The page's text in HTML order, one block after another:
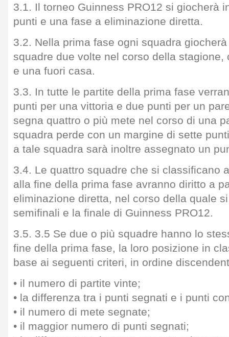
3.1. Il torneo Guinness PRO12 si giocherà
punti e una fase a eliminazione diretta.
3.2. Nella prima fase ogni squadra
squadre due volte nel corso della stagione,
e una fuori casa.
3.3. In tutte le partite della prima fase
punti per una vittoria e due punti per un
segna quattro o più mete nel corso di una
squadra perde con un margine di sette
a tale squadra sarà inoltre assegnato un
3.4. Le quattro squadre che si classificano
alla fine della prima fase avranno diritto a
eliminazione diretta, nel corso della quale
semifinali e la finale di Guinness PRO12.
3.5. 3.5 Se due o più squadre hanno lo
fine della prima fase, la loro posizione in
base ai seguenti criteri, in ordine
• il numero di partite vinte;
• la differenza tra i punti segnati e i punti
• il numero di mete segnate;
• il maggior numero di punti segnati;